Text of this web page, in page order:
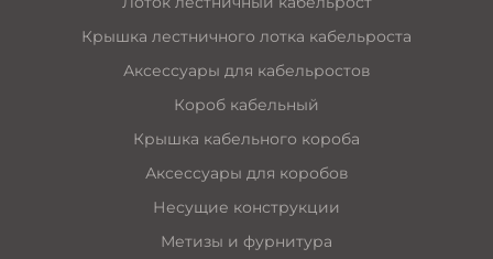
Крышка лестничного лотка кабельроста
Аксессуары для кабельростов
Короб кабельный
Крышка кабельного короба
Аксессуары для коробов
Несущие конструкции
Метизы и фурнитура